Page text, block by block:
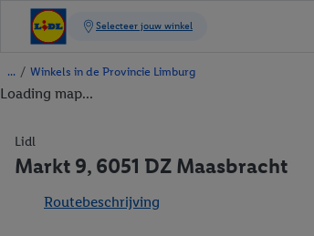
/ Winkels in de Provincie Limburg
Loading map...
Lidl
Markt 9, 6051 DZ Maasbracht
Routebeschrijving